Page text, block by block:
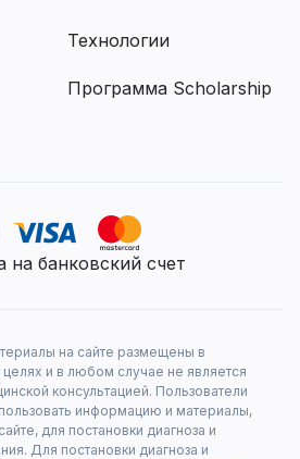
Технологии
Программа Scholarship
на банковский счет
на сайте размещены в
и в любом случае не является
консультацией. Пользователи
информацию и материалы,
для постановки диагноза и
Для постановки диагноза и